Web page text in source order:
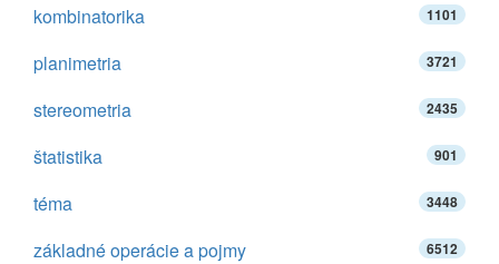
kombinatorika 1101
planimetria 3721
stereometria 2435
štatistika 901
téma 3448
základné operácie a pojmy 6512